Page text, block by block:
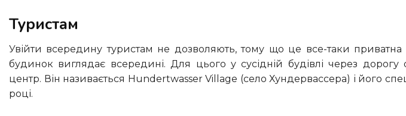
Туристам
Увійти всередину туристам не дозволяють, тому що це все-таки приватна власність, але подивитися на те, як
будинок виглядає всередині. Для цього у сусідній будівлі через дорогу
центр. Він називається Hundertwasser Village (село Хундервассера) і його
році.